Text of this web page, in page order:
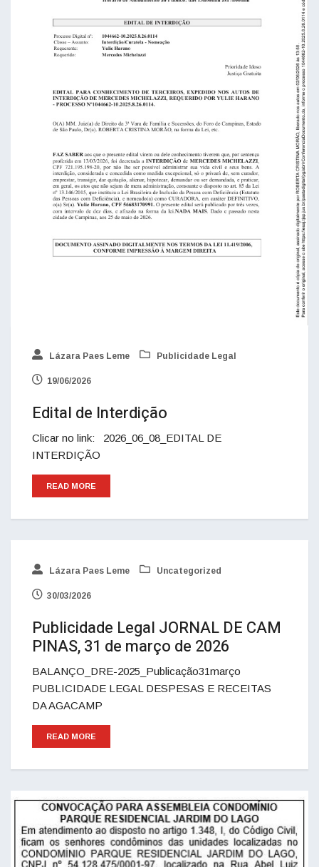
Lázara Paes Leme Publicidade Legal
19/06/2026
Edital de Interdição
Clicar no link: 2026_06_08_EDITAL DE
INTERDIÇÃO
READ MORE
Lázara Paes Leme Uncategorized
30/03/2026
Publicidade Legal JORNAL DE CAM
PINAS, 31 de março de 2026
BALANÇO_DRE-2025_Publicação31março
PUBLICIDADE LEGAL DESPESAS E RECEITAS
DA AGACAMP
READ MORE